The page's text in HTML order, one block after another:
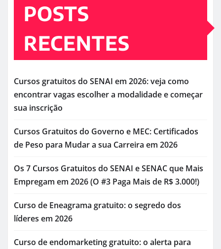
POSTS
RECENTES
Cursos gratuitos do SENAI em 2026: veja como
encontrar vagas escolher a modalidade e começar
sua inscrição
Cursos Gratuitos do Governo e MEC: Certificados
de Peso para Mudar a sua Carreira em 2026
Os 7 Cursos Gratuitos do SENAI e SENAC que Mais
Empregam em 2026 (O #3 Paga Mais de R$ 3.000!)
Curso de Eneagrama gratuito: o segredo dos
líderes em 2026
Curso de endomarketing gratuito: o alerta para